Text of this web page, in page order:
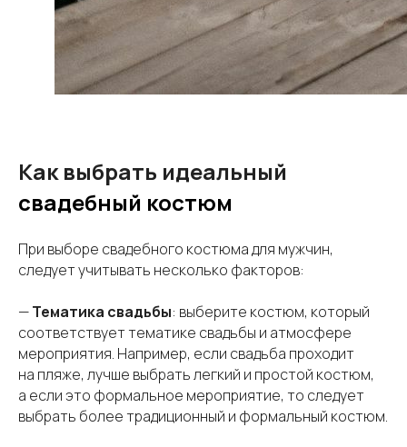
Как выбрать идеальный
свадебный костюм
При выборе свадебного костюма для мужчин,
следует учитывать несколько факторов:
—Тематика свадьбы: выберите костюм, который
соответствует тематике свадьбы и атмосфере
мероприятия. Например, если свадьба проходит
на пляже, лучше выбрать легкий и простой костюм,
а если это формальное мероприятие, то следует
выбрать более традиционный и формальный костюм.
Все цены (кроме цен на подарочные
сертификаты), представлены на сайте для
ознакомления и не являются офертой.